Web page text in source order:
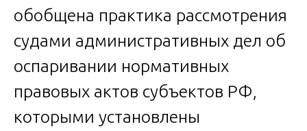
обобщена практика рассмотрения
судами административных дел об
оспаривании нормативных
правовых актов субъектов РФ,
которыми установлены